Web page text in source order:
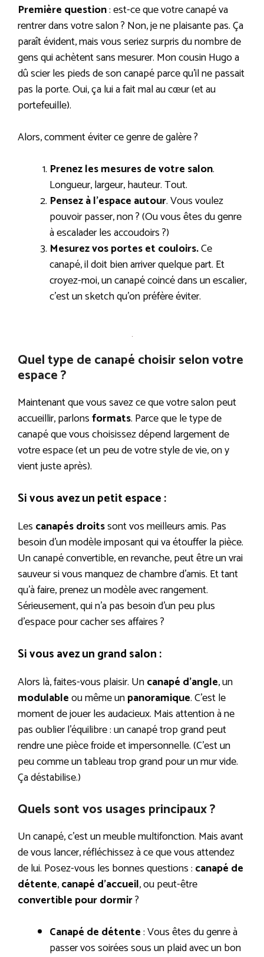
Première question: est-ce que votre canapé va
rentrer dans votre salon ? Non, je ne plaisante pas. Ça
paraît évident, mais vous seriez surpris du nombre de
gens qui achètent sans mesurer. Mon cousin Hugo a
dû scier les pieds de son canapé parce qu’il ne passait
pas la porte. Oui, ça lui a fait mal au cœur (et au
portefeuille).
Alors, comment éviter ce genre de galère ?
Prenez les mesures de votre salon.
Longueur, largeur, hauteur. Tout.
Pensez à l’espace autour. Vous voulez
pouvoir passer, non ? (Ou vous êtes du genre
à escalader les accoudoirs ?)
Mesurez vos portes et couloirs.Ce
canapé, il doit bien arriver quelque part. Et
croyez-moi, un canapé coincé dans un escalier,
c’est un sketch qu’on préfère éviter.
Quel type de canapé choisir selon votre
espace ?
Maintenant que vous savez ce que votre salon peut
accueillir, parlonsformats. Parce que le type de
canapé que vous choisissez dépend largement de
votre espace (et un peu de votre style de vie, on y
vient juste après).
Si vous avez un petit espace :
Les canapés droitssont vos meilleurs amis. Pas
besoin d’un modèle imposant qui va étouffer la pièce.
Un canapé convertible, en revanche, peut être un vrai
sauveur si vous manquez de chambre d’amis. Et tant
qu’à faire, prenez un modèle avec rangement.
Sérieusement, qui n’a pas besoin d’un peu plus
d’espace pour cacher ses affaires ?
Si vous avez un grand salon :
Alors là, faites-vous plaisir. Uncanapé d’angle, un
modulableou même unpanoramique. C’est le
moment de jouer les audacieux. Mais attention à ne
pas oublier l’équilibre : un canapé trop grand peut
rendre une pièce froide et impersonnelle. (C’est un
peu comme un tableau trop grand pour un mur vide.
Ça déstabilise.)
Quels sont vos usages principaux ?
Un canapé, c’est un meuble multifonction. Mais avant
de vous lancer, réfléchissez à ce que vous attendez
de lui. Posez-vous les bonnes questions : canapé de
détente,canapé d’accueil, ou peut-être
convertible pour dormir?
Canapé de détente: Vous êtes du genre à
passer vos soirées sous un plaid avec un bon